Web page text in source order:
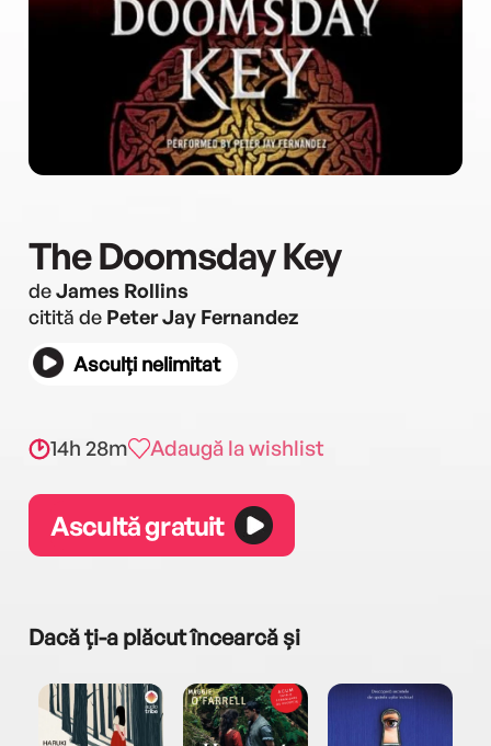
The Doomsday Key
deJames Rollins
citită de Peter Jay Fernandez
Asculți nelimitat
14h 28m Adaugă la wishlist
Ascultă gratuit
Dacă ți-a plăcut încearcă și